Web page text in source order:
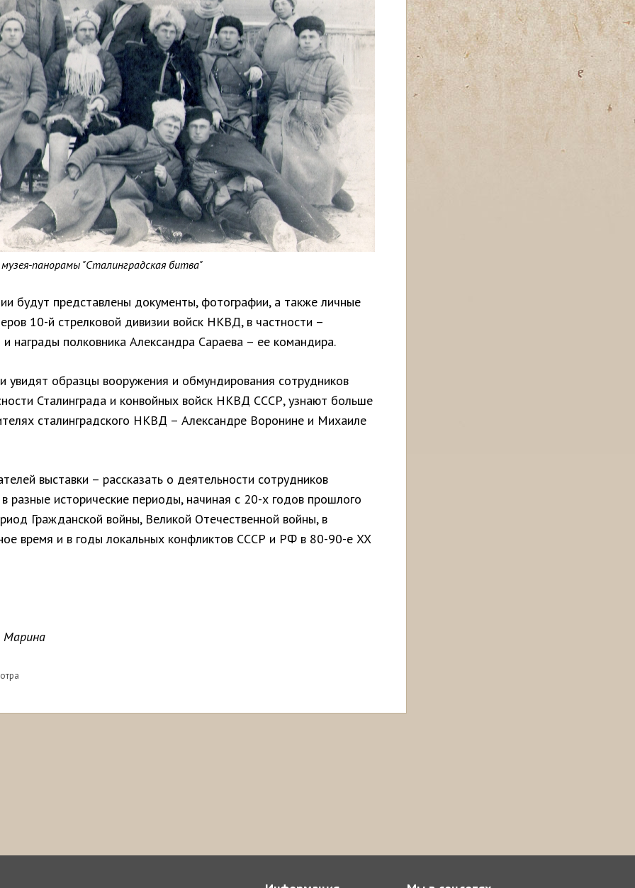
панорамы "Сталинградская битва"
будут представлены документы, фотографии, а также личные
10-й стрелковой дивизии войск НКВД, в частности –
награды полковника Александра Сараева – ее командира.
увидят образцы вооружения и обмундирования сотрудников
Сталинграда и конвойных войск НКВД СССР, узнают больше
сталинградского НКВД – Александре Воронине и Михаиле
выставки – рассказать о деятельности сотрудников
разные исторические периоды, начиная с 20-х годов прошлого
Гражданской войны, Великой Отечественной войны, в
время и в годы локальных конфликтов СССР и РФ в 80-90-е XX
Марина